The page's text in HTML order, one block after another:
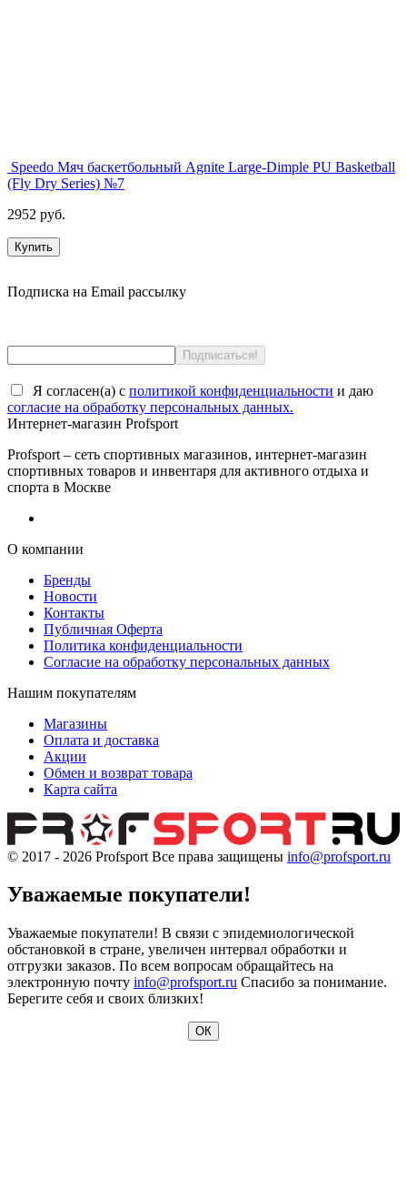
Speedo Мяч баскетбольный Agnite Large-Dimple PU Basketball
(Fly Dry Series) №7
2952 руб.
Купить
Подписка на Email рассылку
Я согласен(a) с политикой конфиденциальности и даю
согласие на обработку персональных данных.
Интернет-магазин Profsport
Profsport – сеть спортивных магазинов, интернет-магазин
спортивных товаров и инвентаря для активного отдыха и
спорта в Москве
О компании
Бренды
Новости
Контакты
Публичная Оферта
Политика конфиденциальности
Согласие на обработку персональных данных
Нашим покупателям
Магазины
Оплата и доставка
Акции
Обмен и возврат товара
Карта сайта
© 2017 - 2026 Profsport Все права защищены info@profsport.ru
Уважаемые покупатели!
Уважаемые покупатели! В связи с эпидемиологической
обстановкой в стране, увеличен интервал обработки и
отгрузки заказов. По всем вопросам обращайтесь на
электронную почту info@profsport.ru Спасибо за понимание.
Берегите себя и своих близких!
ОК